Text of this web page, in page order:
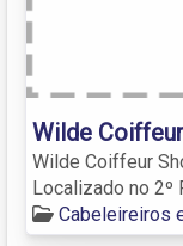
Wilde
Wilde Coiffeur
Localizado no 2º
Cabeleireiros